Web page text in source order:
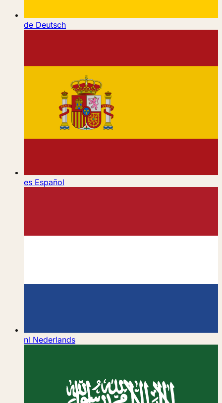
de Deutsch
es Español
nl Nederlands